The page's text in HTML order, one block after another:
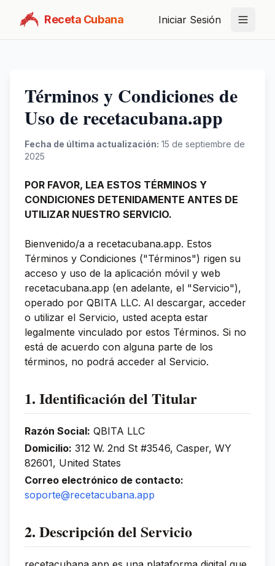
Receta Cubana Iniciar Sesión
Términos y Condiciones de
Uso de recetacubana.app
Fecha de última actualización: 15 de septiembre de
2025
POR FAVOR, LEA ESTOS TÉRMINOS Y
CONDICIONES DETENIDAMENTE ANTES DE
UTILIZAR NUESTRO SERVICIO.
Bienvenido/a a recetacubana.app. Estos
Términos y Condiciones ("Términos") rigen su
acceso y uso de la aplicación móvil y web
recetacubana.app (en adelante, el "Servicio"),
operado por QBITA LLC. Al descargar, acceder
o utilizar el Servicio, usted acepta estar
legalmente vinculado por estos Términos. Si no
está de acuerdo con alguna parte de los
términos, no podrá acceder al Servicio.
1. Identificación del Titular
Razón Social: QBITA LLC
Domicilio: 312 W. 2nd St #3546, Casper, WY
82601, United States
Correo electrónico de contacto:
soporte@recetacubana.app
2. Descripción del Servicio